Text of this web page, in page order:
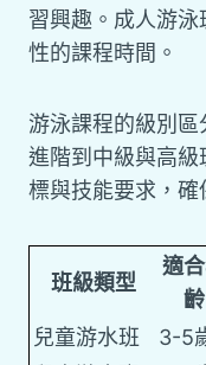
習興趣。成人游
性的課程時間。
游泳課程的級別
進階到中級與高級
標與技能要求，確
班級類型
適
齡
兒童游水班
3-5